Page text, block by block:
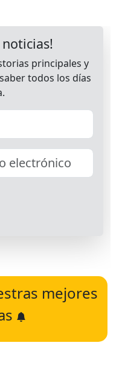
mejores